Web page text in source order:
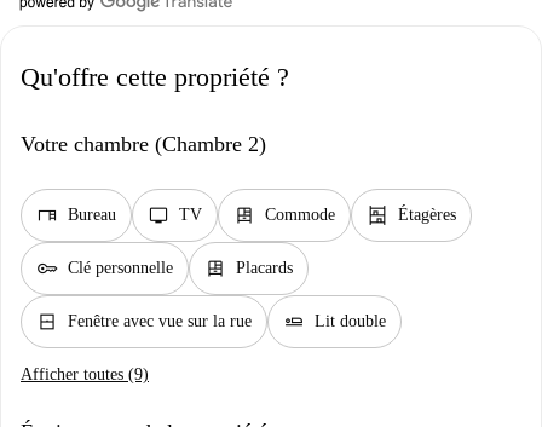
Qu'offre cette propriété ?
Votre chambre (Chambre 2)
desk Bureau tv TV dresser Commode shelves Étagères
key Clé personnelle dresser Placards
window_closed Fenêtre avec vue sur la rue airline_seat_flat Lit double
Afficher toutes (9)